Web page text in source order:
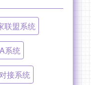
联盟系统
系统
接系统